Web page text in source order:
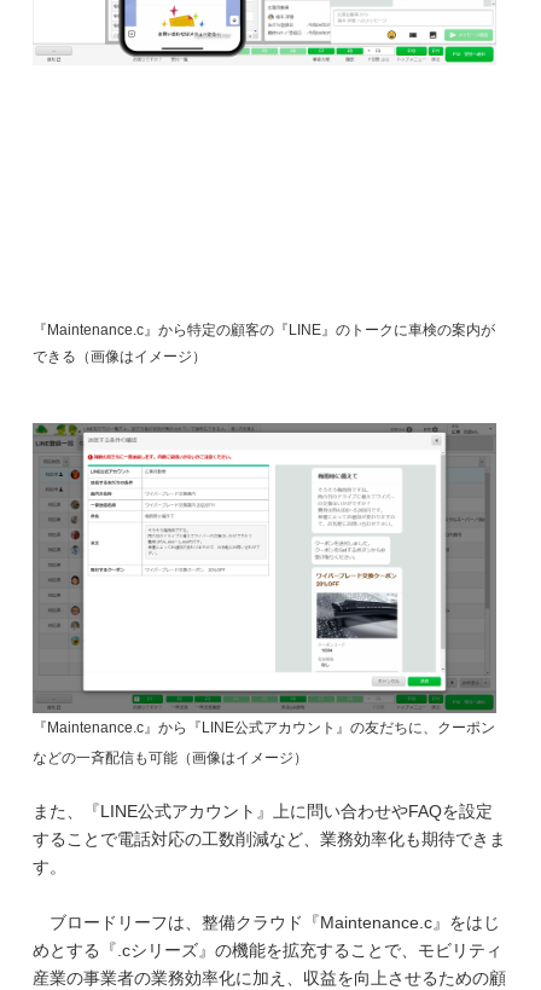
『 Maintenance.c』から特定の顧客の『 LINE』のトークに車検の案内が
できる（画像はイメージ）
『 Maintenance.c』から『 LINE公式アカウント』の友だちに、クーポン
などの一斉配信も可能（画像はイメージ）
また、『LINE公式アカウント』上に問い合わせやFAQを設定
することで電話対応の工数削減など、業務効率化も期待できま
す。
ブロードリーフは、整備クラウド『Maintenance.c』をはじ
めとする『.cシリーズ』の機能を拡充することで、モビリティ
産業の事業者の業務効率化に加え、収益を向上させるための顧